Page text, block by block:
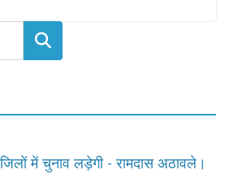
में चुनाव लड़ेगी - रामदास अठावले।